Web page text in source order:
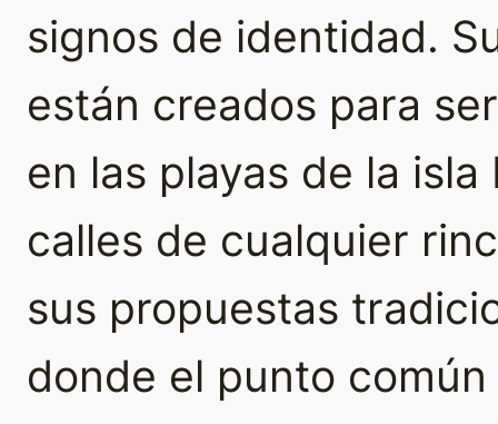
signos de identidad.
están creados para
en las playas de la
calles de cualquier
sus propuestas
donde el punto